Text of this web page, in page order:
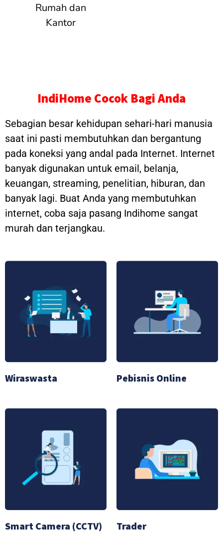
Rumah dan
Kantor
IndiHome Cocok Bagi Anda
Sebagian besar kehidupan sehari-hari manusia
saat ini pasti membutuhkan dan bergantung
pada koneksi yang andal pada Internet. Internet
banyak digunakan untuk email, belanja,
keuangan, streaming, penelitian, hiburan, dan
banyak lagi. Buat Anda yang membutuhkan
internet, coba saja pasang Indihome sangat
murah dan terjangkau.
Wiraswasta Pebisnis Online
Smart Camera (CCTV) Trader